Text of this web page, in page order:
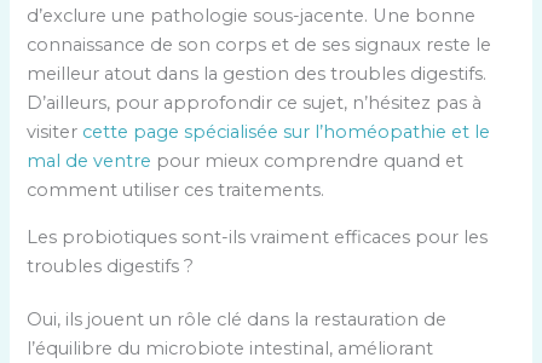
d’exclure une pathologie sous-jacente. Une bonne
connaissance de son corps et de ses signaux reste le
meilleur atout dans la gestion des troubles digestifs.
D’ailleurs, pour approfondir ce sujet, n’hésitez pas à
visiter cette page spécialisée sur l’homéopathie et le
mal de ventre pour mieux comprendre quand et
comment utiliser ces traitements.
Les probiotiques sont-ils vraiment efficaces pour les
troubles digestifs ?
Oui, ils jouent un rôle clé dans la restauration de
l’équilibre du microbiote intestinal, améliorant